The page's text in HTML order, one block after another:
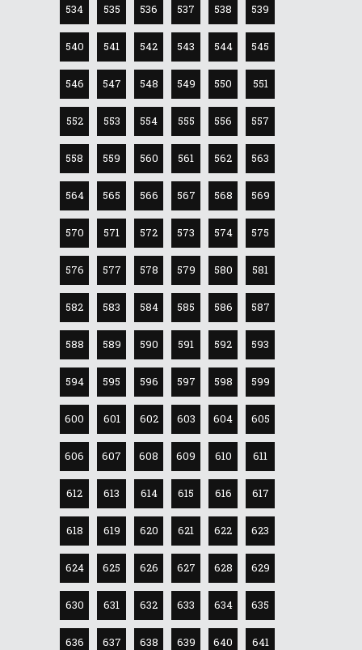
534 535 536 537 538 539
540 541 542 543 544 545
546 547 548 549 550 551
552 553 554 555 556 557
558 559 560 561 562 563
564 565 566 567 568 569
570 571 572 573 574 575
576 577 578 579 580 581
582 583 584 585 586 587
588 589 590 591 592 593
594 595 596 597 598 599
600 601 602 603 604 605
606 607 608 609 610 611
612 613 614 615 616 617
618 619 620 621 622 623
624 625 626 627 628 629
630 631 632 633 634 635
636 637 638 639 640 641